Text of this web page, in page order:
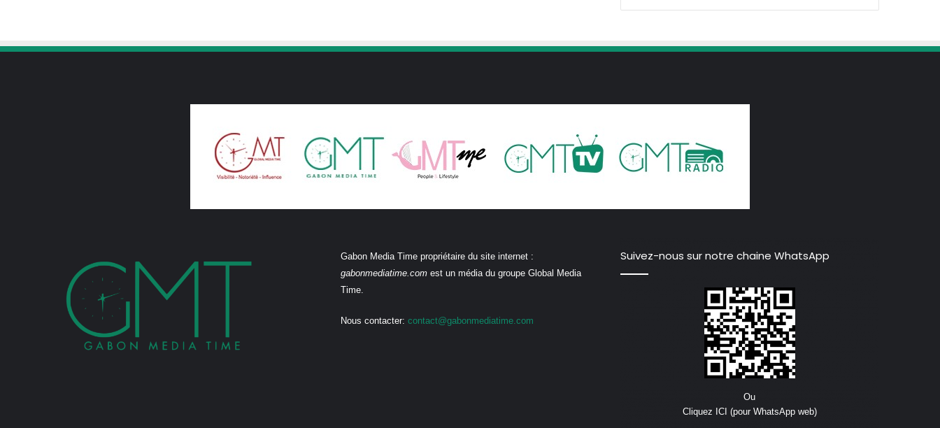
Gabon Media Time propriétaire du site internet :
gabonmediatime.comest un média du groupe Global Media
Time.
Nous contacter: contact@gabonmediatime.com
Suivez-nous sur notre chaine WhatsApp
Ou
Cliquez ICI (pour WhatsApp web)